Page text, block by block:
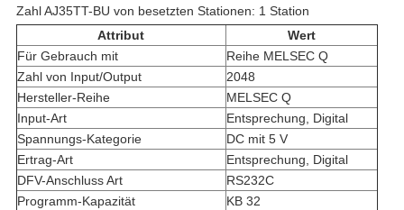
Zahl AJ35TT-BU von besetzten Stationen: 1 Station
Attribut
Wert
Für Gebrauch mit
Reihe MELSEC Q
Zahl von Input/Output
2048
Hersteller-Reihe
MELSEC Q
Input-Art
Entsprechung, Digital
Spannungs-Kategorie
DC mit 5 V
Ertrag-Art
Entsprechung, Digital
DFV-Anschluss Art
RS232C
Programm-Kapazität
KB 32